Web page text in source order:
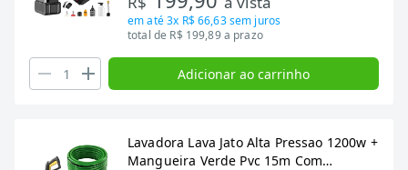
em até3x R$ 66,63sem juros
total de R$ 199,89 a prazo
Adicionar ao carrinho
Lavadora Lava Jato Alta Pressao 1200w +
Mangueira Verde Pvc 15m Com